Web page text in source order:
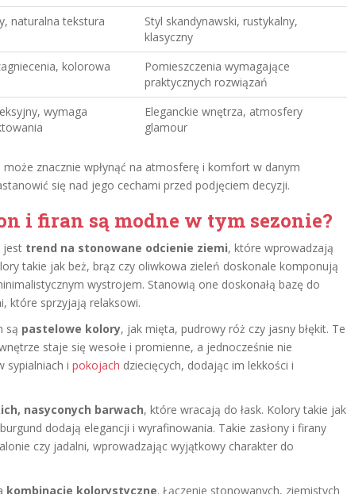
naturalna tekstura
Styl skandynawski, rustykalny,
klasyczny
kolorowa
Pomieszczenia wymagające
praktycznych rozwiązań
wymaga
Eleganckie wnętrza, atmosfery
glamour
znacznie wpłynąć na atmosferę i komfort w danym
się nad jego cechami przed podjęciem decyzji.
i firan są modne w tym sezonie?
jest trend na stonowane odcienie ziemi, które wprowadzają
takie jak beż, brąz czy oliwkowa zieleń doskonale komponują
wystrojem. Stanowią one doskonałą bazę do
które sprzyjają relaksowi.
są pastelowe kolory, jak mięta, pudrowy róż czy jasny błękit. Te
staje się wesołe i promienne, a jednocześnie nie
sypialniach i pokojach dziecięcych, dodając im lekkości i
nasyconych barwach, które wracają do łask. Kolory takie jak
dodają elegancji i wyrafinowania. Takie zasłony i firany
czy jadalni, wprowadzając wyjątkowy charakter do
kombinacje kolorystyczne. Łączenie stonowanych, ziemistych